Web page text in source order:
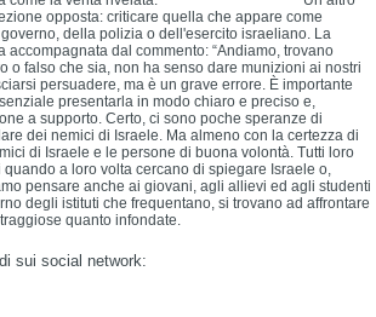
opposta: criticare quella che appare come
della polizia o dell'esercito israeliano. La
accompagnata dal commento: “Andiamo, trovano
o falso che sia, non ha senso dare munizioni ai nostri
persuadere, ma è un grave errore. È importante
presentarla in modo chiaro e preciso e,
a supporto. Certo, ci sono poche speranze di
dei nemici di Israele. Ma almeno con la certezza di
di Israele e le persone di buona volontà. Tutti loro
a loro volta cercano di spiegare Israele o,
pensare anche ai giovani, agli allievi ed agli studenti
degli istituti che frequentano, si trovano ad affrontare
quanto infondate.
sui social network: